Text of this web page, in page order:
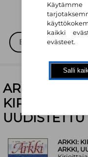
ARKKI:
UUDISTETTU
ARKKI:
ARKKI,
Käytämme
kaikki
evästeet.
Salli